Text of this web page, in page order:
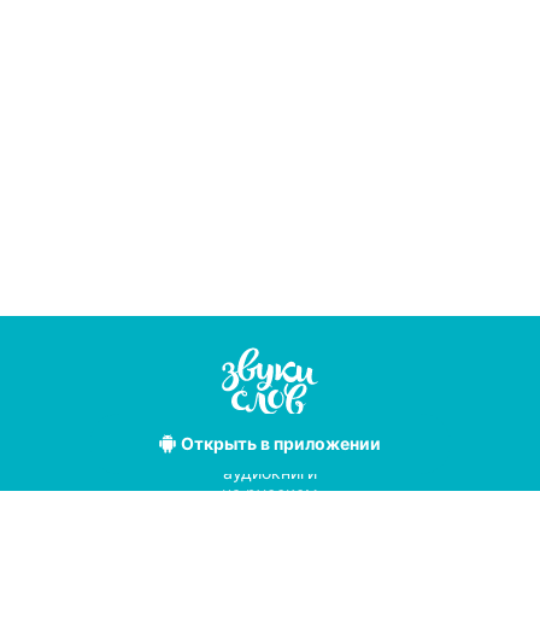
Открытьв приложении
Лучшие
аудиокниги
на русском